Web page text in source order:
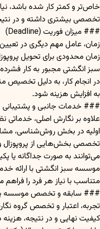
خاص‌تر و کمتر کار شده باشد،
تخصصی بیشتری داشته و در
### میزان فوریت (Deadline)
زمان، عامل مهم دیگری در
زمان محدودی برای تحویل
سبز انگشتی مجبور به کار
در انجام کار، به دلیل تخصیص
به افزایش هزینه شود.
### خدمات جانبی و پشتیبانی
علاوه بر نگارش اصلی، خدماتی
اولیه در بخش روش‌شناسی،
تخصصی بخش‌هایی از پروپوزال و
می‌توانند به صورت جداگانه یا
موسسه سبز انگشتی با ارائه
متناسب با نیاز هر فرد را فراهم
### سابقه و تخصص موسسه
تجربه، اعتبار و تخصص گروه
کیفیت نهایی و در نتیجه،